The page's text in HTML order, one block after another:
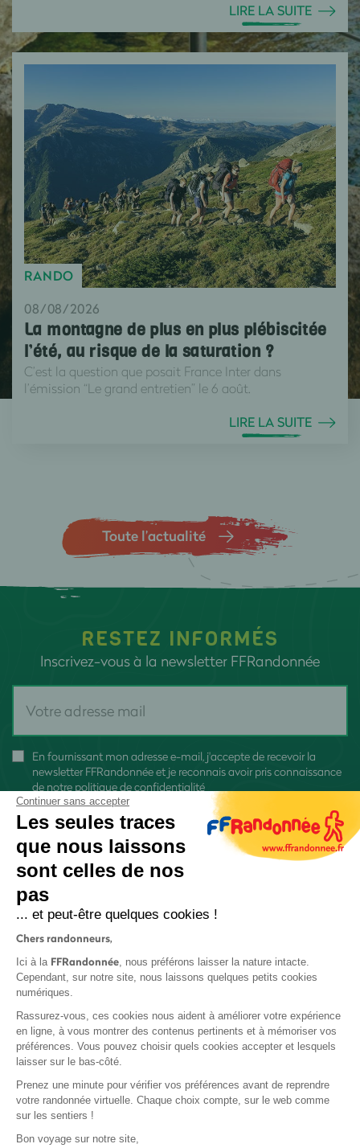
LIRE LA SUITE
RANDO
08/08/2026
La montagne de plus en plus plébiscitée
l’été, au risque de la saturation ?
C’est la question que posait France Inter dans
l’émission “Le grand entretien” le 6 août.
LIRE LA SUITE
Toute l’actualité
RESTEZ INFORMÉS
Inscrivez-vous à la newsletter FFRandonnée
En fournissant mon adresse e-mail, j'accepte de recevoir la
newsletter FFRandonnée et je reconnais avoir pris connaissance
de notre politique de confidentialité
Protection des données
Politique de confidentialité
Continuer sans accepter
Les seules traces
que nous laissons
sont celles de nos
pas
... et peut-être quelques cookies !
Chers randonneurs,
Ici à la FFRandonnée, nous préférons laisser la nature intacte.
Cependant, sur notre site, nous laissons quelques petits cookies
numériques.
Rassurez-vous, ces cookies nous aident à améliorer votre expérience
en ligne, à vous montrer des contenus pertinents et à mémoriser vos
préférences. Vous pouvez choisir quels cookies accepter et lesquels
laisser sur le bas-côté.
Prenez une minute pour vérifier vos préférences avant de reprendre
votre randonnée virtuelle. Chaque choix compte, sur le web comme
sur les sentiers !
Bon voyage sur notre site,